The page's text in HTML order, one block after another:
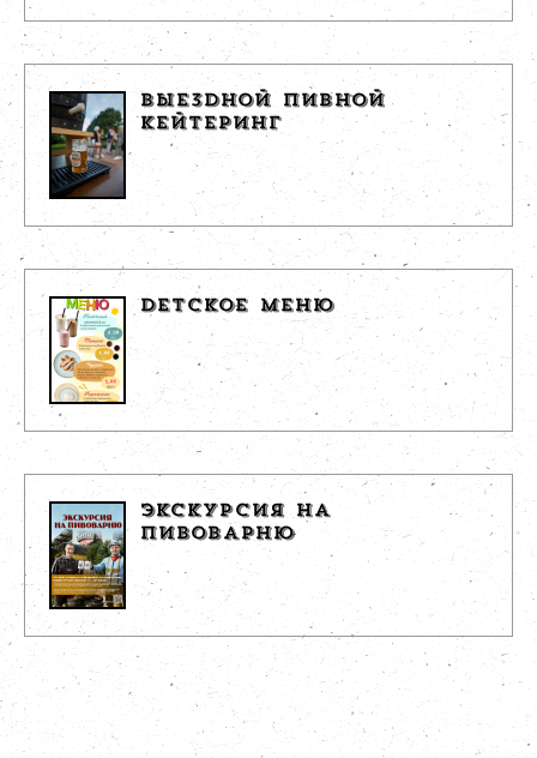
ВЫЕЗДНОЙ ПИВНОЙ
КЕЙТЕРИНГ
ДЕТСКОЕ МЕНЮ
ЭКСКУРСИЯ НА
ПИВОВАРНЮ